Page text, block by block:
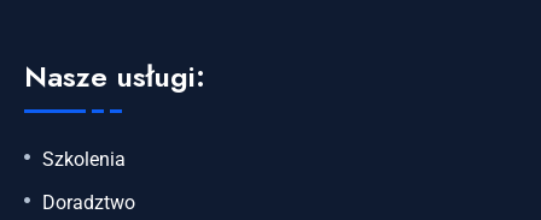
Nasze usługi:
Szkolenia
Doradztwo